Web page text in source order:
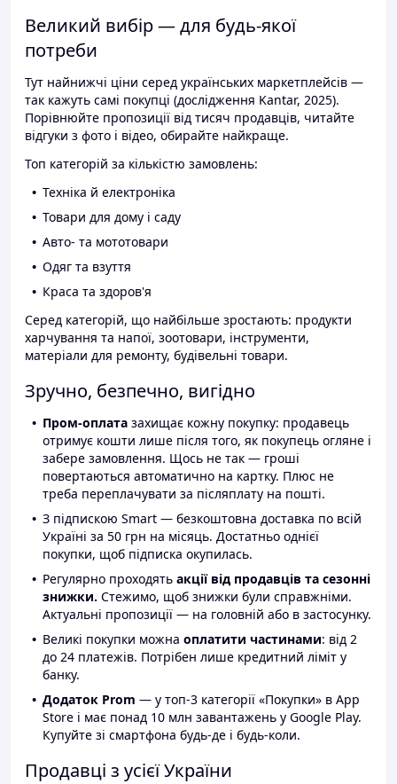
Великий вибір — для будь-якої
потреби
Тут найнижчі ціни серед українських маркетплейсів —
так кажуть самі покупці (дослідження Kantar, 2025).
Порівнюйте пропозиції від тисяч продавців, читайте
відгуки з фото і відео, обирайте найкраще.
Топ категорій за кількістю замовлень:
Техніка й електроніка
Товари для дому і саду
Авто- та мототовари
Одяг та взуття
Краса та здоров'я
Серед категорій, що найбільше зростають: продукти
харчування та напої, зоотовари, інструменти,
матеріали для ремонту, будівельні товари.
Зручно, безпечно, вигідно
Пром-оплата захищає кожну покупку: продавець
отримує кошти лише після того, як покупець огляне і
забере замовлення. Щось не так — гроші
повертаються автоматично на картку. Плюс не
треба переплачувати за післяплату на пошті.
З підпискою Smart — безкоштовна доставка по всій
Україні за 50 грн на місяць. Достатньо однієї
покупки, щоб підписка окупилась.
Регулярно проходять акції від продавців та сезонні
знижки. Стежимо, щоб знижки були справжніми.
Актуальні пропозиції — на головній або в застосунку.
Великі покупки можна оплатити частинами: від 2
до 24 платежів. Потрібен лише кредитний ліміт у
банку.
Додаток Prom — у топ-3 категорії «Покупки» в App
Store і має понад 10 млн завантажень у Google Play.
Купуйте зі смартфона будь-де і будь-коли.
Продавці з усієї України